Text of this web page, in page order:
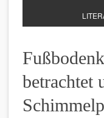
betrachtet